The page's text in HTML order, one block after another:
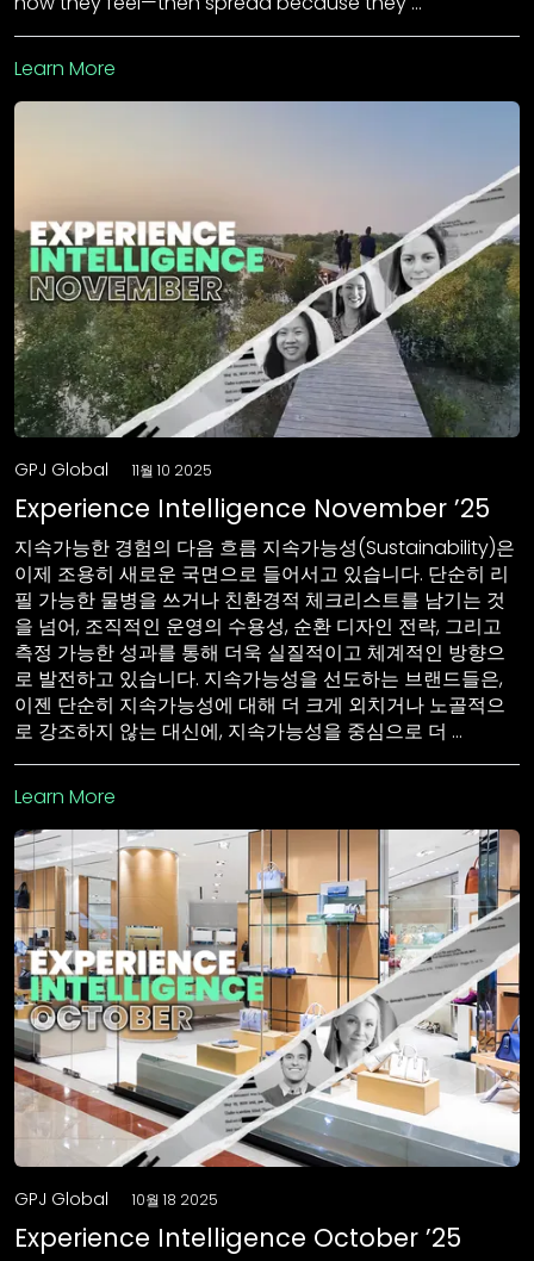
Learn More
GPJ Global 11월 10 2025
Experience Intelligence November ’25
지속가능한 경험의 다음 흐름 지속가능성(Sustainability)은
이제 조용히 새로운 국면으로 들어서고 있습니다. 단순히 리
필 가능한 물병을 쓰거나 친환경적 체크리스트를 남기는 것
을 넘어, 조직적인 운영의 수용성, 순환 디자인 전략, 그리고
측정 가능한 성과를 통해 더욱 실질적이고 체계적인 방향으
로 발전하고 있습니다. 지속가능성을 선도하는 브랜드들은,
이젠 단순히 지속가능성에 대해 더 크게 외치거나 노골적으
로 강조하지 않는 대신에, 지속가능성을 중심으로 더 …
Learn More
GPJ Global 10월 18 2025
Experience Intelligence October ’25